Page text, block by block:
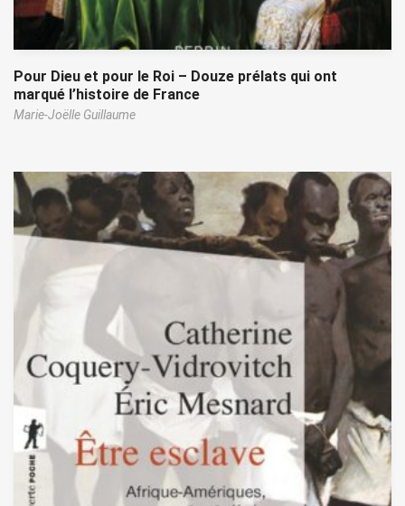
Pour Dieu et pour le Roi – Douze prélats qui ont
marqué l’histoire de France
Marie-Joëlle Guillaume